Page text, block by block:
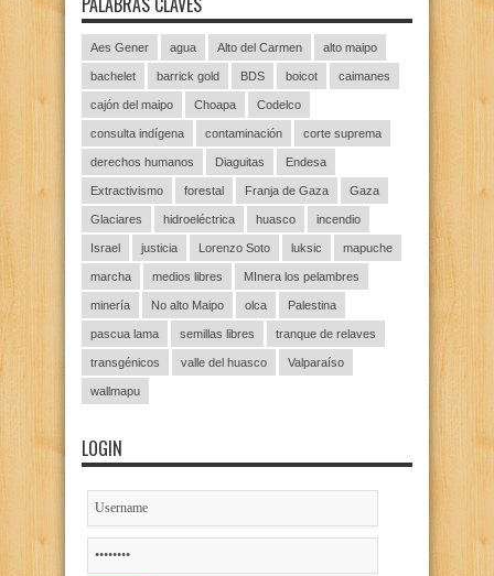
Aes Gener agua Alto del Carmen alto maipo
bachelet barrick gold BDS boicot caimanes
cajón del maipo Choapa Codelco
consulta indígena contaminación corte suprema
derechos humanos Diaguitas Endesa
Extractivismo forestal Franja de Gaza Gaza
Glaciares hidroeléctrica huasco incendio
Israel justicia Lorenzo Soto luksic mapuche
marcha medios libres MInera los pelambres
minería No alto Maipo olca Palestina
pascua lama semillas libres tranque de relaves
transgénicos valle del huasco Valparaíso
wallmapu
LOGIN